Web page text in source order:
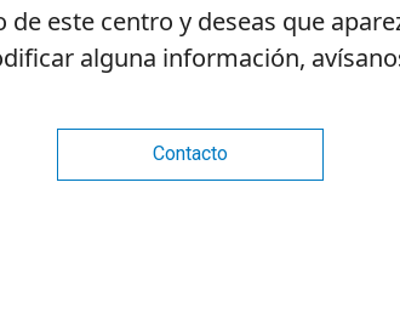
de este centro y deseas que
alguna información,
Contacto